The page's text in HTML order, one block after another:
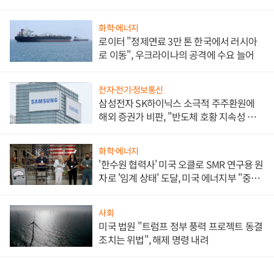
화학·에너지
로이터 "정제연료 3만 톤 한국에서 러시아
로 이동", 우크라이나의 공격에 수요 늘어
전자·전기·정보통신
삼성전자 SK하이닉스 소극적 주주환원에
해외 증권가 비판, "반도체 호황 지속성 의
화학·에너지
'한수원 협력사' 미국 오클로 SMR 연구용 원
자로 '임계 상태' 도달, 미국 에너지부 "중요
사회
미국 법원 "트럼프 정부 풍력 프로젝트 동결
조치는 위법", 해제 명령 내려